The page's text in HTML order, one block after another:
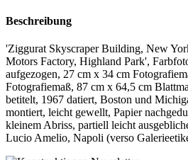
Beschreibung
'Ziggurat Skyscraper Building, New
Motors Factory, Highland Park',
aufgezogen, 27 cm x 34 cm
Fotografiemaß, 87 cm x 64,5 cm
betitelt, 1967 datiert, Boston und
montiert, leicht gewellt, Papier
kleinem Abriss, partiell leicht
Lucio Amelio, Napoli (verso